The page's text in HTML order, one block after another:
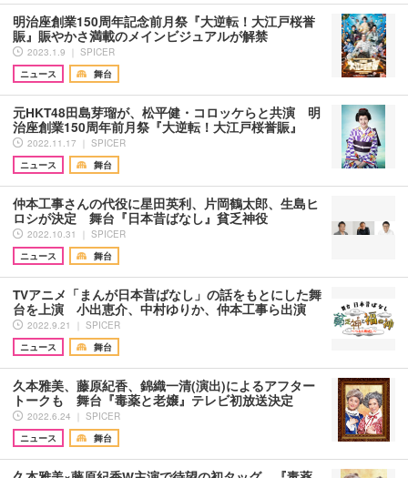
明治座創業150周年記念前月祭『大逆転！大江戸桜誉
賑』賑やかさ満載のメインビジュアルが解禁
2023.1.9 ｜ SPICER
ニュース
舞台
元HKT48田島芽瑠が、松平健・コロッケらと共演 明
治座創業150周年前月祭『大逆転！大江戸桜誉賑』
2022.11.17 ｜ SPICER
ニュース
舞台
仲本工事さんの代役に星田英利、片岡鶴太郎、生島ヒ
ロシが決定 舞台『日本昔ばなし』貧乏神役
2022.10.31 ｜ SPICER
ニュース
舞台
TVアニメ「まんが日本昔ばなし」の話をもとにした舞
台を上演 小出恵介、中村ゆりか、仲本工事ら出演
2022.9.21 ｜ SPICER
ニュース
舞台
久本雅美、藤原紀香、錦織一清(演出)によるアフター
トークも 舞台『毒薬と老嬢』テレビ初放送決定
2022.6.24 ｜ SPICER
ニュース
舞台